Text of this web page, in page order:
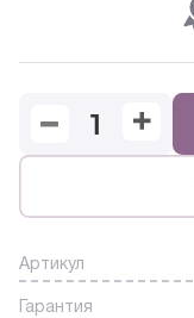
Артикул
Гарантия